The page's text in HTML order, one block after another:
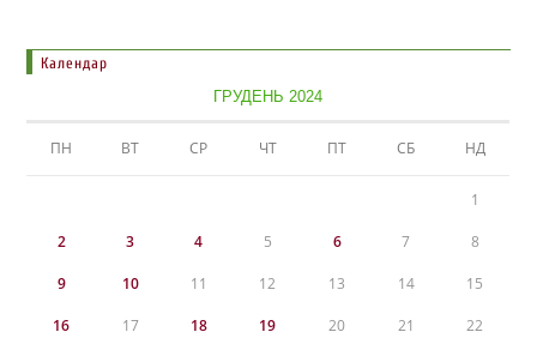
Календар
ГРУДЕНЬ 2024
ПН ВТ СР ЧТ ПТ СБ НД
1
2 3 4 5 6 7 8
9 10 11 12 13 14 15
16 17 18 19 20 21 22